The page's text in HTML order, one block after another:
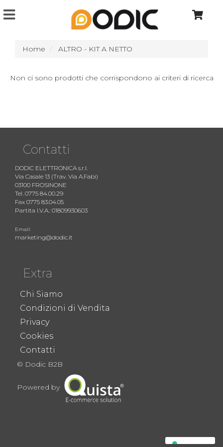
Home ALTRO - KIT A NETTO
Non ci sono prodotti che corrispondono ai criteri di ricerca
Contatti
DODIC ELETTRONICA s.r.l.
Via Casale 13 (Trav. Via A.Fabi)
03100 FROSINONE
Tel. 0775 84.00.29
Fax 0775 83.04.05
Partita I.V.A.: 01809930603
Email:
marketing@dodic.it
Extra
Chi Siamo
Condizioni di Vendita
Privacy
Cookies
Contatti
© Dodic B2B
Powered by